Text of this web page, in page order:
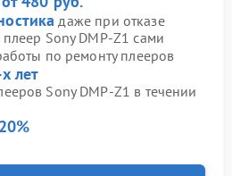
даже при отказе
Sony DMP-Z1 сами
по ремонту плееров
лет
Sony DMP-Z1 в течении
20%